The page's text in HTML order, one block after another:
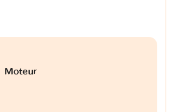
Moteur